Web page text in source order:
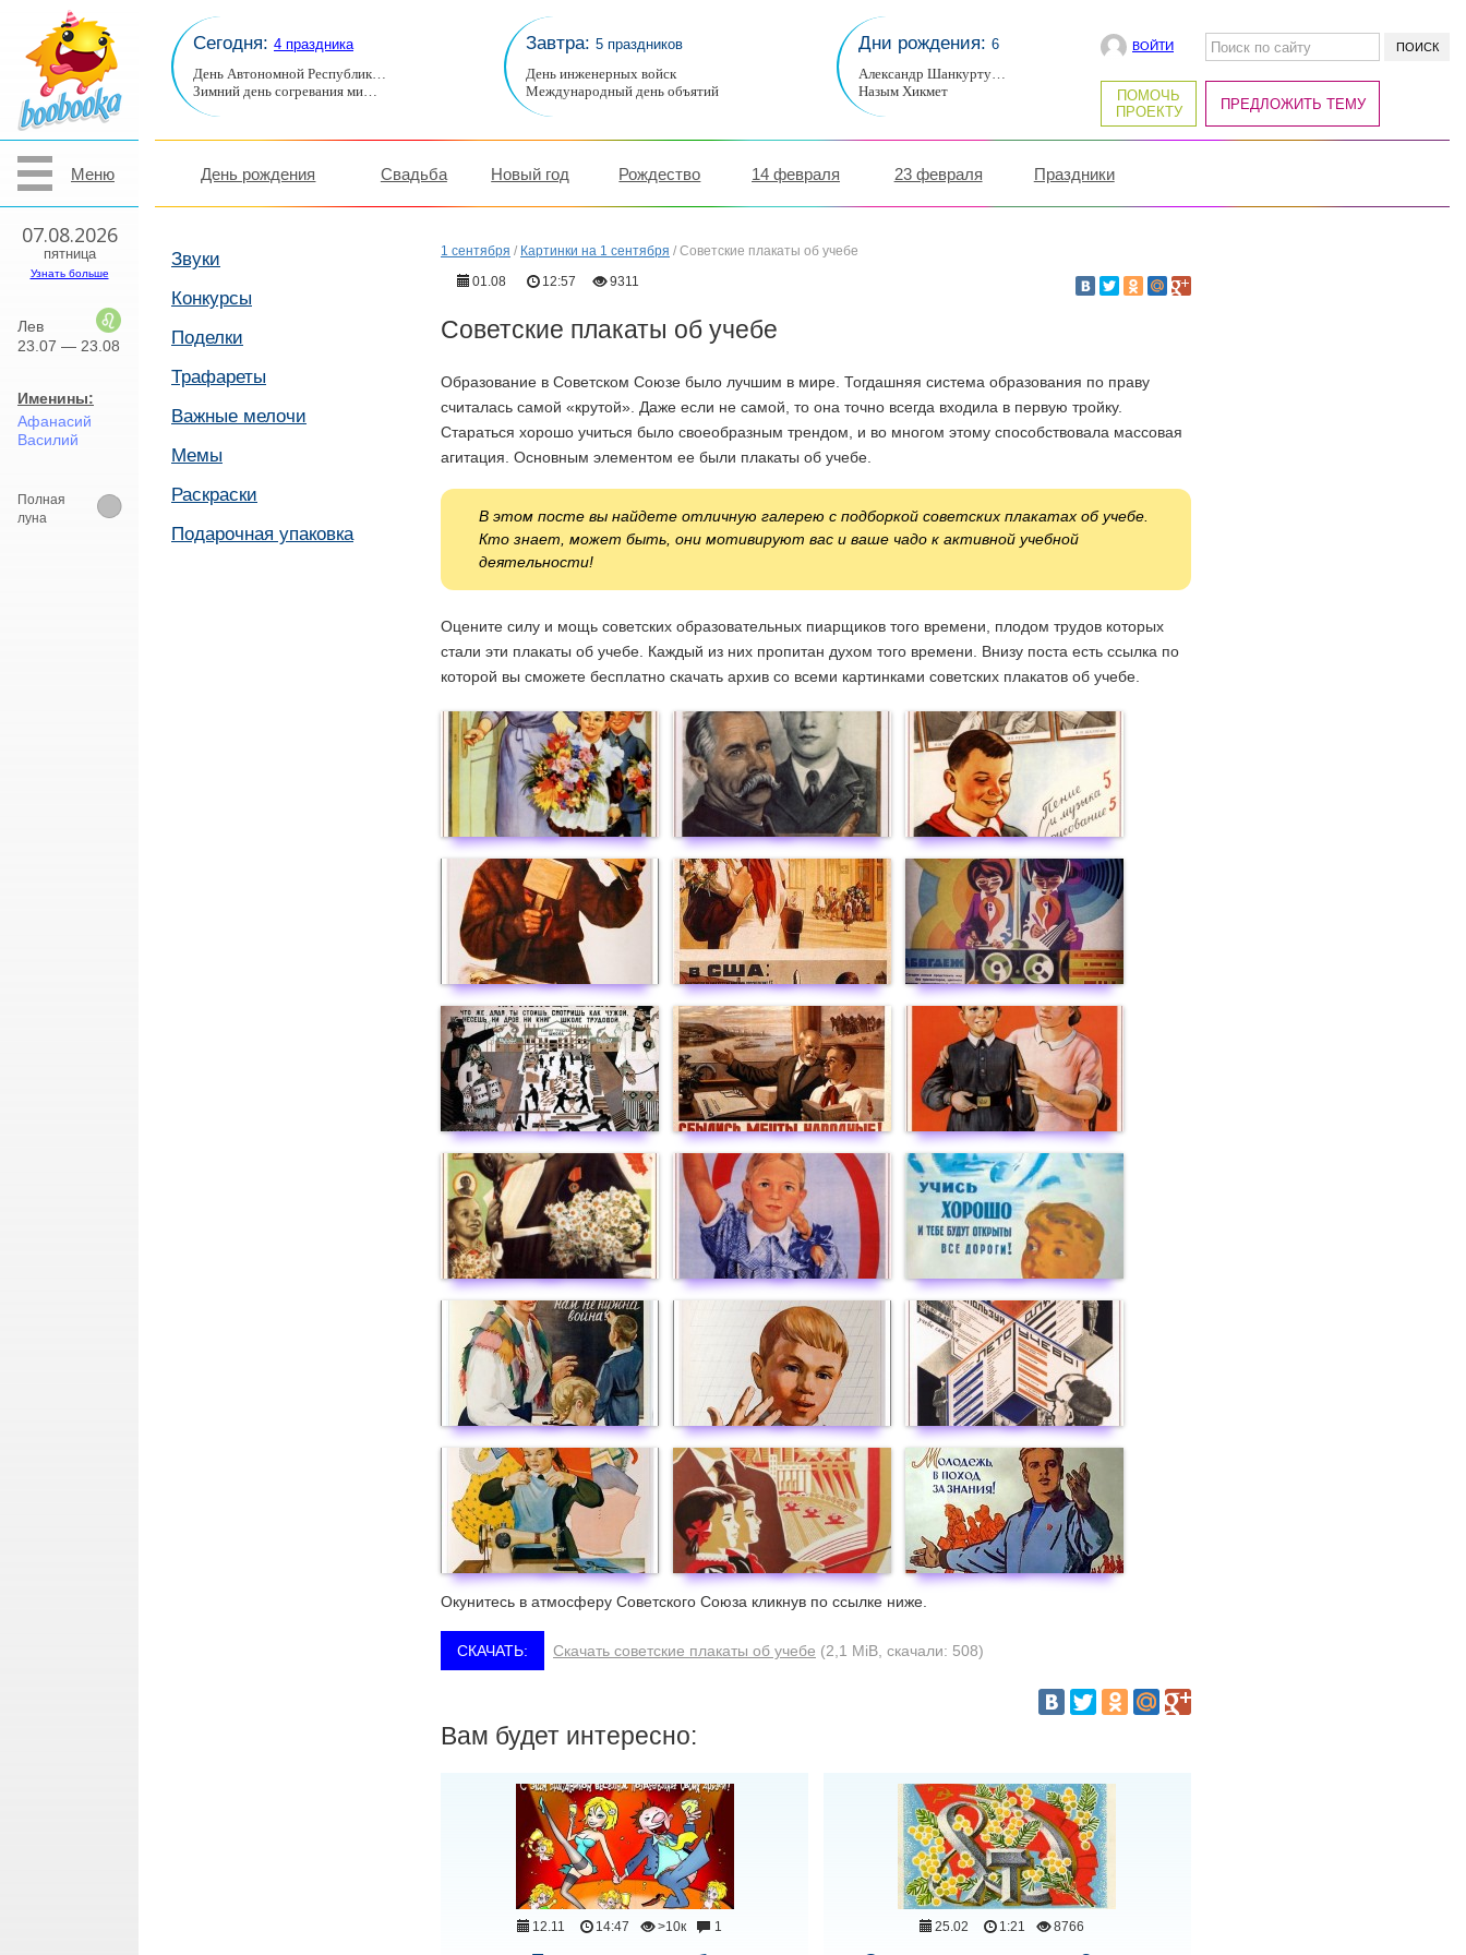
Меню
07.08.2026
пятница
Узнать больше
Лев
23.07 — 23.08
Именины:
Афанасий
Василий
Полная
луна
Сегодня: 4 праздника
День Автономной Республик…
Зимний день согревания ми…
Завтра: 5 праздников
День инженерных войск
Международный день объятий
Дни рождения: 6
Александр Шанкурту…
Назым Хикмет
ВОЙТИ
ПОМОЧЬ
ПРОЕКТУ
ПРЕДЛОЖИТЬ ТЕМУ
День рождения Свадьба Новый год Рождество 14 февраля 23 февраля Праздники
Звуки
Конкурсы
Поделки
Трафареты
Важные мелочи
Мемы
Раскраски
Подарочная упаковка
1 сентября / Картинки на 1 сентября / Советские плакаты об учебе
01.08
12:57 9311
Советские плакаты об учебе
Образование в Советском Союзе было лучшим в мире. Тогдашняя система образования по праву
считалась самой «крутой». Даже если не самой, то она точно всегда входила в первую тройку.
Стараться хорошо учиться было своеобразным трендом, и во многом этому способствовала массовая
агитация. Основным элементом ее были плакаты об учебе.
В этом посте вы найдете отличную галерею с подборкой советских плакатах об учебе.
Кто знает, может быть, они мотивируют вас и ваше чадо к активной учебной
деятельности!
Оцените силу и мощь советских образовательных пиарщиков того времени, плодом трудов которых
стали эти плакаты об учебе. Каждый из них пропитан духом того времени. Внизу поста есть ссылка по
которой вы сможете бесплатно скачать архив со всеми картинками советских плакатов об учебе.
Окунитесь в атмосферу Советского Союза кликнув по ссылке ниже.
Скачать советские плакаты об учебе (2,1 MiB, скачали: 508)
Вам будет интересно:
12.11 14:47 >10к 1 25.02 1:21 8766